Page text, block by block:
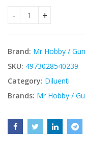
Mr Hobby T103 Mr
Brand: Mr Hobby /
SKU: 4973028540239
Category: Diluenti
Brands: Mr Hobby /